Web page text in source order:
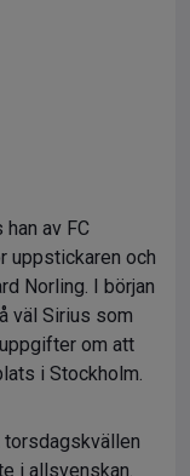
av FC
uppstickaren och
Norling. I början
väl Sirius som
om att
i Stockholm.
torsdagskvällen
i allsvenskan.